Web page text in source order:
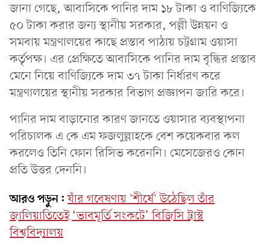
জানা গেছে, আবাসিকে পানির দাম ১৮ টাকা ও বাণিজ্যিকে
৫০ টাকা করার জন্য স্থানীয় সরকার, পল্লী উন্নয়ন ও
সমবায় মন্ত্রণালয়ের কাছে প্রস্তাব পাঠায় চট্টগ্রাম ওয়াসা
কর্তৃপক্ষ। এর প্রেক্ষিতে আবাসিকে পানির দাম বৃদ্ধির প্রস্তাব
মেনে নিয়ে বাণিজ্যিকে দাম ৩৭ টাকা নির্ধারণ করে
মন্ত্রণালয়ের স্থানীয় সরকার বিভাগ প্রজ্ঞাপন জারি করে।
পানির দাম বাড়ানোর কারণ জানতে ওয়াসার ব্যবস্থাপনা
পরিচালক এ কে এম ফজলুল্লাহকে বেশ কয়েকবার কল
করলেও তিনি ফোন রিসিভ করেননি। মেসেজেরও কোন
প্রতি উত্তর দেননি।
আরও পড়ুন: যাঁর গবেষণায় 'শীর্ষে' উঠেছিল তাঁর
জালিয়াতিতেই ‘ভাবমূর্তি সংকটে’ বিজিসি ট্রাস্ট
বিশ্ববিদ্যালয়